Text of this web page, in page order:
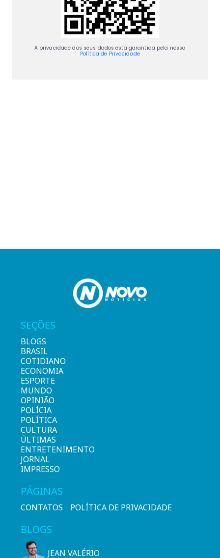
A privacidade dos seus dados está garantida pela nossa
Política de Privacidade
SEÇÕES
BLOGS
BRASIL
COTIDIANO
ECONOMIA
ESPORTE
MUNDO
OPINIÃO
POLÍCIA
POLÍTICA
CULTURA
ÚLTIMAS
ENTRETENIMENTO
JORNAL
IMPRESSO
PÁGINAS
CONTATOS POLÍTICA DE PRIVACIDADE
BLOGS
JEAN VALÉRIO